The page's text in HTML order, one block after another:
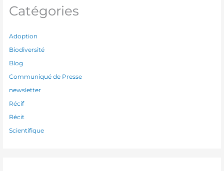
Catégories
Adoption
Biodiversité
Blog
Communiqué de Presse
newsletter
Récif
Récit
Scientifique